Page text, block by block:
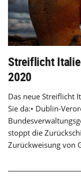
Streiflicht
2020
Das neue Streiflicht
Sie da:• Dublin-
stoppt die
Zurückweisung von